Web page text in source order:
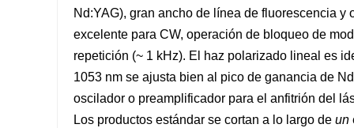
Nd:YAG), gran ancho de línea de fluorescencia
excelente para CW, operación de bloqueo de
repetición (~ 1 kHz). El haz polarizado lineal es
1053 nm se ajusta bien al pico de ganancia de
oscilador o preamplificador para el anfitrión del
Los productos estándar se cortan a lo largo de un